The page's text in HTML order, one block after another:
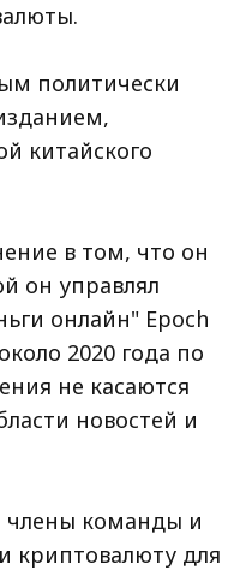
политически
китайского
в том, что он
он управлял
онлайн" Epoch
2020 года по
не касаются
новостей и
члены команды и
криптовалюту для